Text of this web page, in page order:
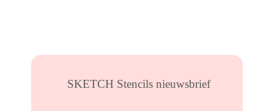
SKETCH Stencils nieuwsbrief